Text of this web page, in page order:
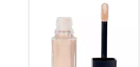
Primer Ombre Premiere
Laque Longwear Liquid
Eyeshadow
ab 61,78 €